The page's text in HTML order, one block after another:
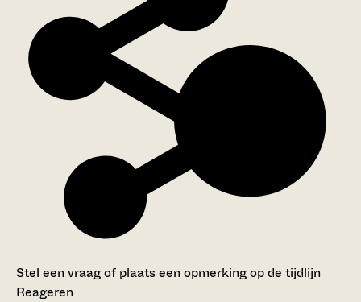
Stel een vraag of plaats een opmerking op de tijdlijn
Reageren